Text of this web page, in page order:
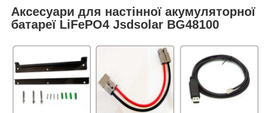
Аксесуари для настінної акумуляторної
батареї LiFePO4 Jsdsolar BG48100